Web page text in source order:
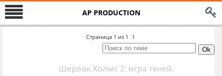
AP PRODUCTION
Страница 1 из 1 1
Шерлок Холмс 2: игра теней.